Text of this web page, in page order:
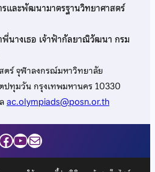
และพัฒนามาตรฐานวิทยาศาสตร์
นางเธอ เจ้าฟ้ากัลยาณิวัฒนา กรม
ร์ จุฬาลงกรณ์มหาวิทยาลัย
ทุมวัน กรุงเทพมหานคร 10330
ac.olympiads@posn.or.th
YouTube
Mail